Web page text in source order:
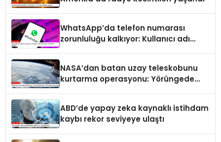
WhatsApp’da telefon numarası
zorunluluğu kalkıyor: Kullanıcı adı
NASA’dan batan uzay teleskobunu
kurtarma operasyonu: Yörüngede
ABD’de yapay zeka kaynaklı istihdam
kaybı rekor seviyeye ulaştı